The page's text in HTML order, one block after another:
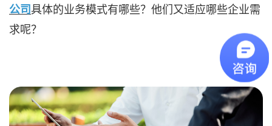
公司具体的业务模式有哪些？他们又适应哪些企业需
求呢？